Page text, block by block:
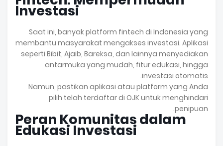
Investasi
Saat ini, banyak platform fintech di Indonesia yang
membantu masyarakat mengakses investasi. Aplikasi
seperti Bibit, Ajaib, Bareksa, dan lainnya menyediakan
antarmuka yang mudah, fitur edukasi, hingga
investasi otomatis.
Namun, pastikan aplikasi atau platform yang Anda
pilih telah terdaftar di OJK untuk menghindari
penipuan.
Peran Komunitas dalam
Edukasi Investasi